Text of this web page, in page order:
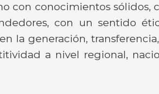
con conocimientos
con un sentido
la generación,
a nivel regional,